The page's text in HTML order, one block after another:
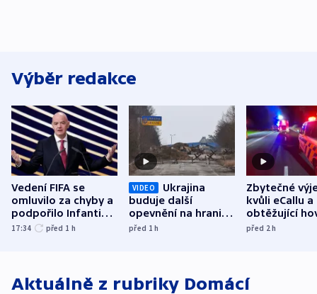
Výběr redakce
Vedení FIFA se
omluvilo za chyby a
podpořilo Infantina.
UEFA trvá na
17:34 před 1 h
VIDEO
Ukrajina
buduje další
opevnění na hranici
s Běloruskem
před 1h
Zbytečné
kvůli eCallu a
obtěžující
zdržují
před 2h
Aktuálně z rubriky Domácí